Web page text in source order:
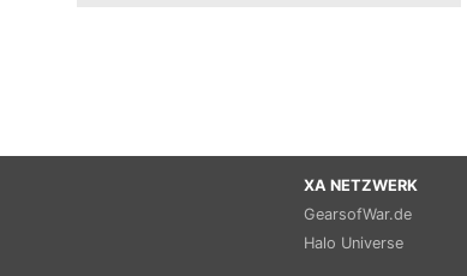
XA NETZWERK
GearsofWar.de
Halo Universe